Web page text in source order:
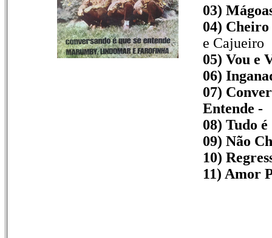
03)
04)
e Cajueiro
05) Vou e
06)
07)
Entende -
08) Tudo
09) Não
10)
11) Amor